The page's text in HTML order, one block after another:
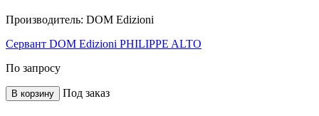
Производитель: DOM Edizioni
Сервант DOM Edizioni PHILIPPE ALTO
По запросу
В корзину Под заказ